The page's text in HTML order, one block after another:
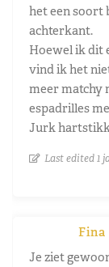
het een soort
achterkant.
Hoewel ik dit
vind ik het
meer matchy
espadrilles
Jurk
Last edited 1
Fina
Je ziet